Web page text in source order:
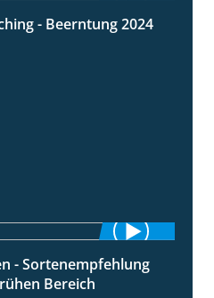
12:28
- Beerntung 2024
7:53
- Sortenempfehlung
Bereich